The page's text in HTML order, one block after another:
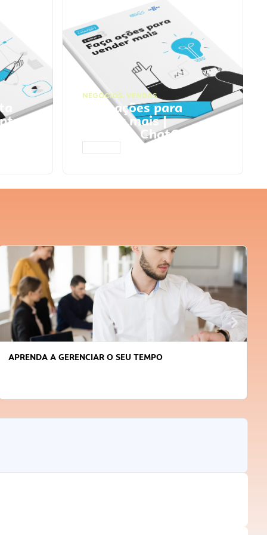
NEGÓCIOS, VENDAS
Faça ações para
vender mais |
Prompts ChatGPT
APRENDA A GERENCIAR O SEU TEMPO